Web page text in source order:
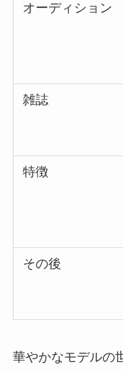
オーディション
雑誌
特徴
その後
華やかなモデルの